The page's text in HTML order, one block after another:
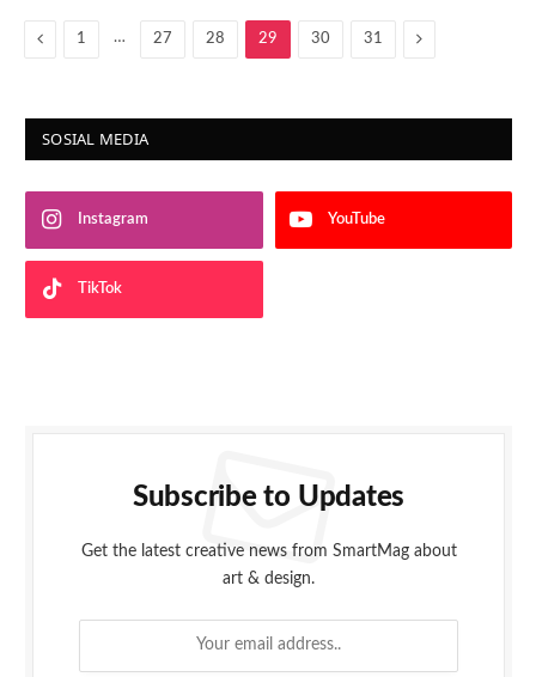
Previous
1 … 27 28 29 30 31 Next
SOSIAL MEDIA
Instagram YouTube
TikTok
Subscribe to Updates
Get the latest creative news from SmartMag about
art & design.